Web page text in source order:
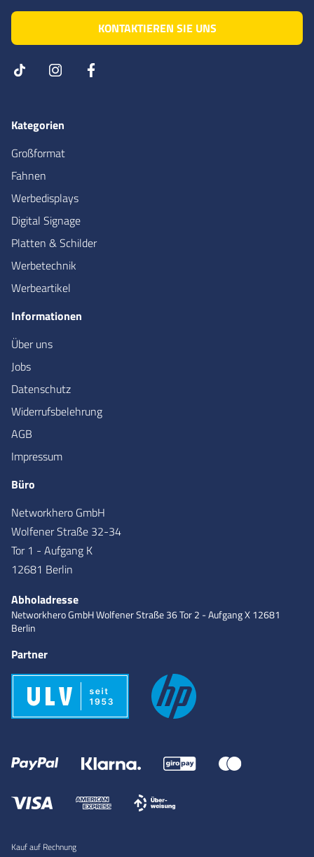
KONTAKTIEREN SIE UNS
Kategorien
Großformat
Fahnen
Werbedisplays
Digital Signage
Platten & Schilder
Werbetechnik
Werbeartikel
Informationen
Über uns
Jobs
Datenschutz
Widerrufsbelehrung
AGB
Impressum
Büro
Networkhero GmbH
Wolfener Straße 32-34
Tor 1 - Aufgang K
12681 Berlin
Abholadresse
Networkhero GmbHWolfener Straße 36Tor 2 - Aufgang X12681
Berlin
Partner
Kauf auf Rechnung